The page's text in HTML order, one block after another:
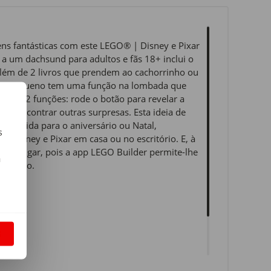
fantásticas com este LEGO® | Disney e Pixar
um dachsund para adultos e fãs 18+ inclui o
de 2 livros que prendem ao cachorrinho ou
pequeno tem uma função na lombada que
tem 2 funções: rode o botão para revelar a
e encontrar outras surpresas. Esta ideia de
para o aniversário ou Natal,
Disney e Pixar em casa ou no escritório. E, à
só lugar, pois a app LEGO Builder permite-lhe